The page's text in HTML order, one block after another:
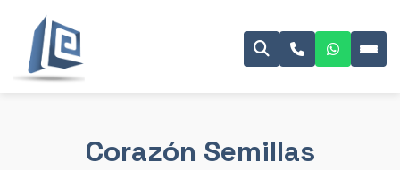
Corazón Semillas